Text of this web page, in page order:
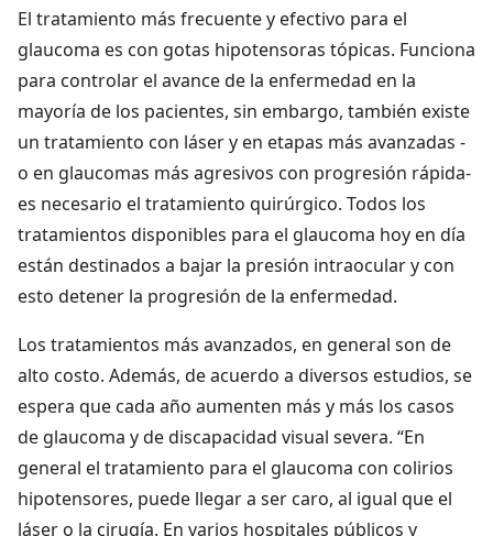
El tratamiento más frecuente y efectivo para el
glaucoma es con gotas hipotensoras tópicas. Funciona
para controlar el avance de la enfermedad en la
mayoría de los pacientes, sin embargo, también existe
un tratamiento con láser y en etapas más avanzadas -
o en glaucomas más agresivos con progresión rápida-
es necesario el tratamiento quirúrgico. Todos los
tratamientos disponibles para el glaucoma hoy en día
están destinados a bajar la presión intraocular y con
esto detener la progresión de la enfermedad.
Los tratamientos más avanzados, en general son de
alto costo. Además, de acuerdo a diversos estudios, se
espera que cada año aumenten más y más los casos
de glaucoma y de discapacidad visual severa. “En
general el tratamiento para el glaucoma con colirios
hipotensores, puede llegar a ser caro, al igual que el
láser o la cirugía. En varios hospitales públicos y